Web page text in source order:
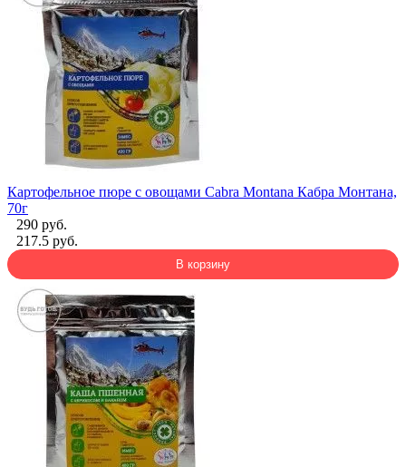
Картофельное пюре с овощами Cabra Montana Кабра Монтана,
70г
290 руб.
217.5 руб.
В корзину